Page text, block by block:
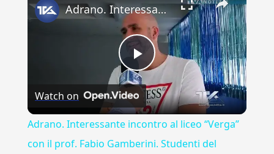
Play
Video
Adrano. Interessante incontro al liceo “Verga” con il prof. Fabio Gamberini. Studenti del Linguistic
Watch on
Adrano. Interessante incontro al liceo “Verga”
con il prof. Fabio Gamberini. Studenti del